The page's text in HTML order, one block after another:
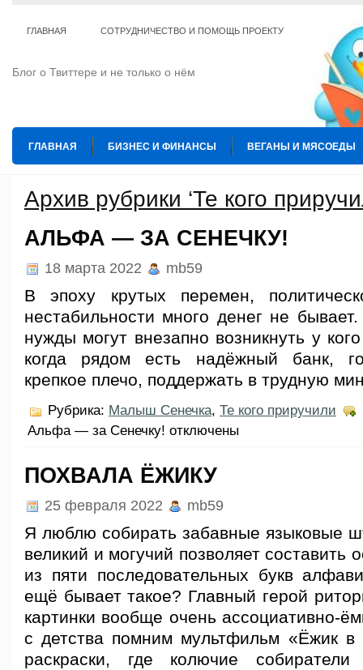
ГЛАВНАЯ СОТРУДНИЧЕСТВО И ПОМОЩЬ ПРОЕКТУ
Блог о Твиттере и не только о нём
ГЛАВНАЯ БИЗНЕС И ФИНАНСЫ ВЕГАНЫ И МЯСОЕДЫ
Архив рубрики ‘Те кого
АЛЬФА — ЗА СЕНЕЧКУ!
18 марта 2022 mb59
В эпоху крутых перемен,
нестабильности много денег не
нужды могут внезапно возникнуть у
когда рядом есть надёжный банк,
крепкое плечо, поддержать в трудную
Рубрика: Малыш Сенечка, Те кого приручили
Альфа — за Сенечку! отключены
ПОХВАЛА ЁЖИКУ
25 февраля 2022 mb59
Я люблю собирать забавные языковые
великий и могучий позволяет
из пяти последовательных букв
ещё бывает такое? Главный герой
картинки вообще очень ассоциативно-
с детства помним мультфильм «Ёжик в
раскраски, где колючие